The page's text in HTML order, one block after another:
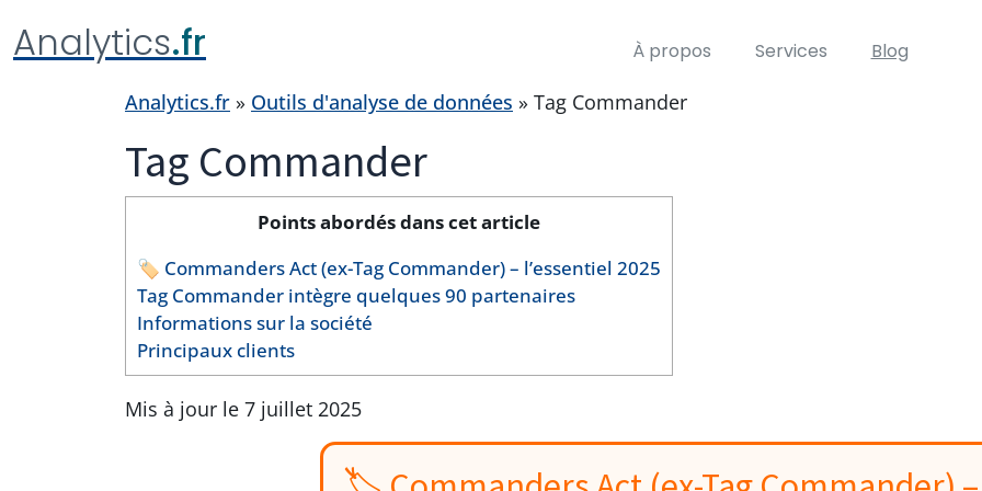
Analytics.fr À propos Services Blog
Analytics.fr » Outils d'analyse de données » Tag Commander
Tag Commander
Points abordés dans cet article
🏷️ Commanders Act (ex-Tag Commander) – l’essentiel 2025
Tag Commander intègre quelques 90 partenaires
Informations sur la société
Principaux clients
Mis à jour le 7 juillet 2025